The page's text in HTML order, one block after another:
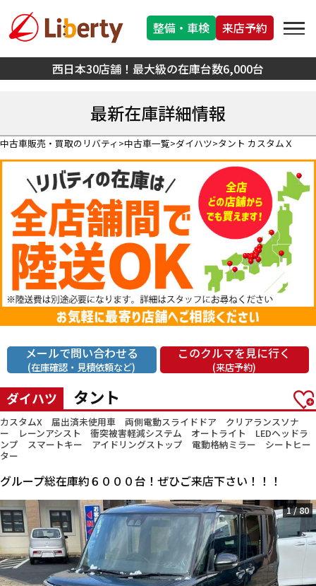
西日本30店舗！最大級の在庫台数6,000台
整備・車検 来店予約
最新在庫詳細情報
中古車販売・買取のリバティ 中古車一覧 ダイハツ タント カスタムＸ
メールで問い合わせる
(在庫確認・見積依頼など)
このクルマを見に行く
(来店予約)
ダイハツ タント
カスタムX 届出済未使用車 両側電動スライドドア クリアランスソナ
ー レーンアシスト 衝突被害軽減システム オートライト LEDヘッドラ
ンプ スマートキー アイドリングストップ 電動格納ミラー シートヒー
ター
グループ総在庫約６０００台！ぜひご来店下さい！！！
1/80